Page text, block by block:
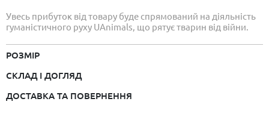
Увесь прибуток від товару буде спрямований на діяльність
гуманістичного руху UAnimals, що рятує тварин від війни.
РОЗМІР
СКЛАД І ДОГЛЯД
ДОСТАВКА ТА ПОВЕРНЕННЯ